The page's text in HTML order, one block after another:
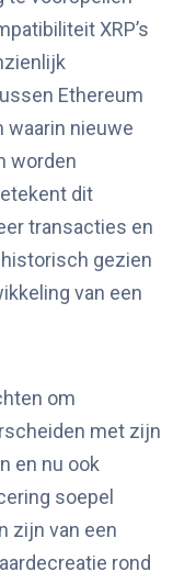
XRP’s
Ethereum
waarin nieuwe
worden
dit
transacties en
gezien
van een
om
met zijn
en nu ook
soepel
zijn van een
rond